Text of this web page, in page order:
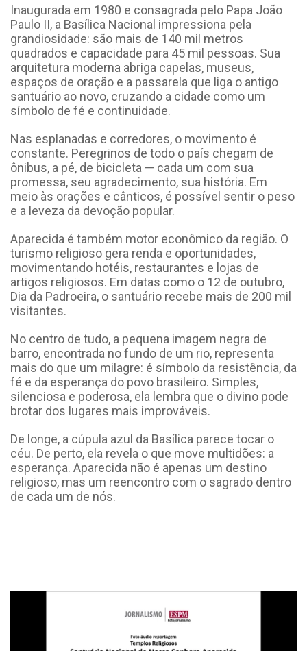
Inaugurada em 1980 e consagrada pelo Papa João
Paulo II, a Basílica Nacional impressiona pela
grandiosidade: são mais de 140 mil metros
quadrados e capacidade para 45 mil pessoas. Sua
arquitetura moderna abriga capelas, museus,
espaços de oração e a passarela que liga o antigo
santuário ao novo, cruzando a cidade como um
símbolo de fé e continuidade.
Nas esplanadas e corredores, o movimento é
constante. Peregrinos de todo o país chegam de
ônibus, a pé, de bicicleta — cada um com sua
promessa, seu agradecimento, sua história. Em
meio às orações e cânticos, é possível sentir o peso
e a leveza da devoção popular.
Aparecida é também motor econômico da região. O
turismo religioso gera renda e oportunidades,
movimentando hotéis, restaurantes e lojas de
artigos religiosos. Em datas como o 12 de outubro,
Dia da Padroeira, o santuário recebe mais de 200 mil
visitantes.
No centro de tudo, a pequena imagem negra de
barro, encontrada no fundo de um rio, representa
mais do que um milagre: é símbolo da resistência, da
fé e da esperança do povo brasileiro. Simples,
silenciosa e poderosa, ela lembra que o divino pode
brotar dos lugares mais improváveis.
De longe, a cúpula azul da Basílica parece tocar o
céu. De perto, ela revela o que move multidões: a
esperança. Aparecida não é apenas um destino
religioso, mas um reencontro com o sagrado dentro
de cada um de nós.